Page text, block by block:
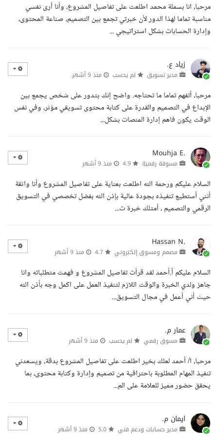
مرحبا، انا بسملة محمد اطلعت على تفاصيل المشروع، وأنا أرى نفسي
مناسبة تماما لهذا الدور لأن خبرتي تجمع بين التصميم، صناعة المحتوى،
وإدارة الحسابات بشكل استراتيجي ...
زياد ع.
مدير تسويق لم يحسب منذ 9 أشهر
مرحبا، أتفهم تماما ما تحتاجه. واضح إنك بتدور على شخص يجمع بين
الإبداع في التصميم والقدرة على كتابة محتوى تسويقي مؤثر، وفي نفس
الوقت يكون فاهم إدارة المنصات بشكل...
Mouhja E.
مسوقة رقمية منذ 9 أشهر
السلام عليكم ورحمة الله اطلعت بعناية على تفاصيل المشروع وأنا واثقة
أنني أستطيع تنفيذه بجودة عالية بإذن الله بفضل تخصصي في التسويق
الرقمي والتصميم ، أمتلك خبرة ت...
Hassan N.
مصمم ومسوق إلكتروني منذ 9 أشهر
السلام عليكم أ.أحمد لقد قرأت تفاصيل المشروع و فهمت متطلباته وانا
جاهز ولدي الخبرة والوقت اللازم لتنفيذ العمل على اكمل وجه بأذن الله
حيث أني أعمل في مجال التسويق...
عمار م.
مسوق رقمي لم يحسب منذ 9 أشهر
مرحبا، ا/ أحمد لعلك بخير اطلعت على تفاصيل المشروع بدقة، ويسعدني
تنفيذ المهام المطلوبة باحترافية من تصميم وإدارة وكتابة محتوى، بما
يحقق حضور مميز للعلامة على الم...
ايمان م.
مدير حسابات ودعم فني منذ 9 أشهر